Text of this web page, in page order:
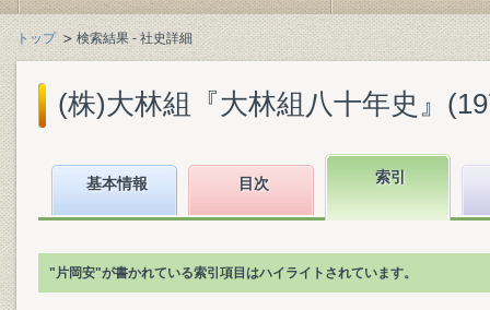
トップ 検索結果 - 社史詳細
(株)大林組『大林組八十年史』
基本情報 目次 索引
"片岡安"が書かれている索引項目はハイライトされています。